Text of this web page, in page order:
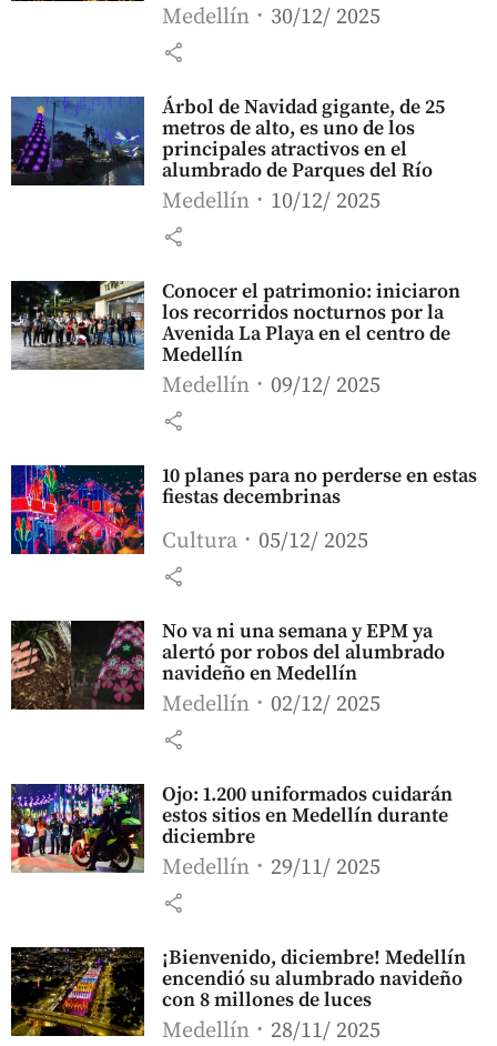
Medellín 30/12/ 2025
share
Árbol de Navidad gigante, de 25
metros de alto, es uno de los
principales atractivos en el
alumbrado de Parques del Río
Medellín 10/12/ 2025
share
Conocer el patrimonio: iniciaron
los recorridos nocturnos por la
Avenida La Playa en el centro de
Medellín
Medellín 09/12/ 2025
share
10 planes para no perderse en estas
fiestas decembrinas
Cultura 05/12/ 2025
share
No va ni una semana y EPM ya
alertó por robos del alumbrado
navideño en Medellín
Medellín 02/12/ 2025
share
Ojo: 1.200 uniformados cuidarán
estos sitios en Medellín durante
diciembre
Medellín 29/11/ 2025
share
¡Bienvenido, diciembre! Medellín
encendió su alumbrado navideño
con 8 millones de luces
Medellín 28/11/ 2025